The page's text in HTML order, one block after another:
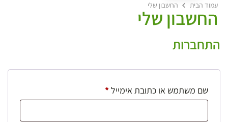
עמוד הבית החשבון שלי
החשבון שלי
התחברות
שם משתמש או כתובת אימייל*חובה